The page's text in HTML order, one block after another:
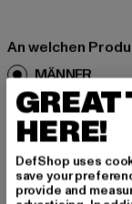
An welchen
MÄNNER
FRAUEN
E-MAIL
GREAT
HERE!
DefShop uses
save your
provide and